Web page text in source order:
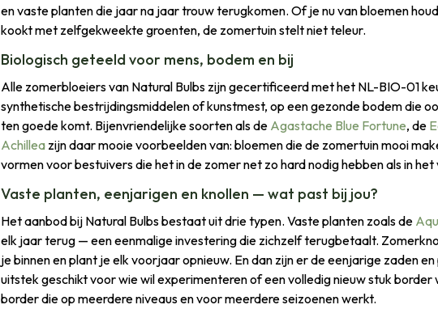
en vaste planten die jaar na jaar trouw terugkomen. Of je nu van bloemen
kookt met zelfgekweekte groenten, de zomertuin stelt niet teleur.
Biologisch geteeld voor mens, bodem en bij
Alle zomerbloeiers van Natural Bulbs zijn gecertificeerd met het NL-BIO-01
synthetische bestrijdingsmiddelen of kunstmest, op een gezonde bodem die
ten goede komt. Bijenvriendelijke soorten als de Agastache Blue Fortune, de
Achillea zijn daar mooie voorbeelden van: bloemen die de zomertuin mooi
vormen voor bestuivers die het in de zomer net zo hard nodig hebben als in
Vaste planten, eenjarigen en knollen — wat past bij jou?
Het aanbod bij Natural Bulbs bestaat uit drie typen. Vaste planten zoals de
elk jaar terug — een eenmalige investering die zichzelf terugbetaalt.
je binnen en plant je elk voorjaar opnieuw. En dan zijn er de eenjarige zaden
uitstek geschikt voor wie wil experimenteren of een volledig nieuw stuk
border die op meerdere niveaus en voor meerdere seizoenen werkt.